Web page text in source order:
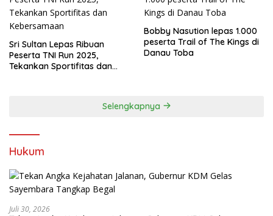
Sri Sultan Lepas Ribuan
Peserta TNI Run 2025,
Tekankan Sportifitas dan
Bobby Nasution lepas 1.000
peserta Trail of The Kings di
Danau Toba
Selengkapnya
Hukum
Juli 30, 2026